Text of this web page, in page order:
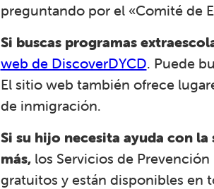
preguntando por el «Comité de
Si buscas programas
web de DiscoverDYCD. Puede
El sitio web también ofrece
de inmigración.
Si su hijo necesita ayuda con
más, los Servicios de
gratuitos y están disponibles en